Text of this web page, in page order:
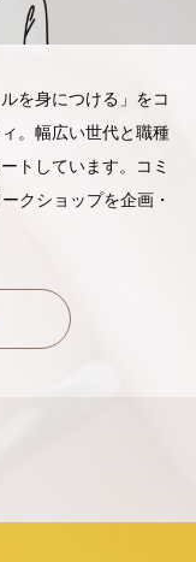
を身につける」をコ
。幅広い世代と職種
トしています。コミ
クショップを企画・